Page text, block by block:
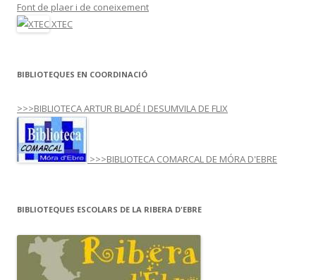
Font de plaer i de coneixement
XTEC
BIBLIOTEQUES EN COORDINACIÓ
>>>BIBLIOTECA ARTUR BLADÉ I DESUMVILA DE FLIX
>>>BIBLIOTECA COMARCAL DE MÓRA D'EBRE
BIBLIOTEQUES ESCOLARS DE LA RIBERA D'EBRE